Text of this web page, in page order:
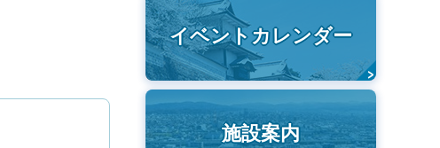
イベントカレンダー
施設案内